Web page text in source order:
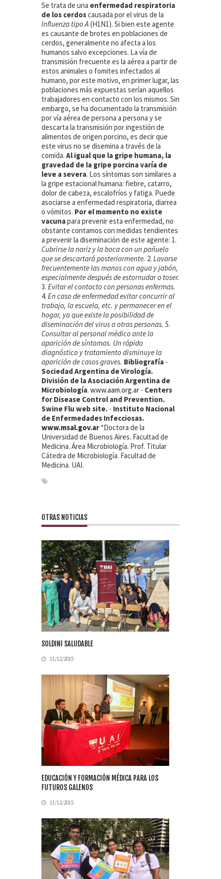
Se trata de una enfermedad respiratoria
de los cerdoscausada por el virus de la
Influenza tipo A (H1N1). Si bien este agente
es causante de brotes en poblaciones de
cerdos, generalmente no afecta a los
humanos salvo excepciones. La vía de
transmisión frecuente es la aérea a partir de
estos animales o fomites infectados al
humano, por este motivo, en primer lugar, las
poblaciones más expuestas serían aquellos
trabajadores en contacto con los mismos. Sin
embargo, se ha documentado la transmisión
por vía aérea de persona a persona y se
descarta la transmisión por ingestión de
alimentos de origen porcino, es decir que
este virus no se disemina a través de la
comida. Al igual que la gripe humana, la
gravedad de la gripe porcina varía de
leve a severa. Los síntomas son similares a
la gripe estacional humana: fiebre, catarro,
dolor de cabeza, escalofríos y fatiga. Puede
asociarse a enfermedad respiratoria, diarrea
o vómitos. Por el momento no existe
vacunapara prevenir esta enfermedad, no
obstante contamos con medidas tendientes
a prevenir la diseminación de este agente: 1.
Cubrirse la nariz y la boca con un pañuelo
que se descartará posteriormente. 2. Lavarse
frecuentemente las manos con agua y jabón,
especialmente después de estornudar o toser.
3. Evitar el contacto con personas enfermas.
4. En caso de enfermedad evitar concurrir al
trabajo, la escuela, etc. y permanecer en el
hogar, ya que existe la posibilidad de
diseminación del virus a otras personas. 5.
Consultar al personal médico ante la
aparición de síntomas. Un rápido
diagnóstico y tratamiento disminuye la
aparición de casos graves. Bibliografía -
Sociedad Argentina de Virología.
División de la Asociación Argentina de
Microbiología. www.aam.org.ar - Centers
for Disease Control and Prevention.
Swine Flu web site. - Instituto Nacional
de Enfermedades Infecciosas.
www.msal.gov.ar *Doctora de la
Universidad de Buenos Aires. Facultad de
Medicina. Área Microbiología. Prof. Titular
Cátedra de Microbiología. Facultad de
Medicina. UAI.
OTRAS NOTICIAS
SOLDINI SALUDABLE
11/12/2015
EDUCACIÓN Y FORMACIÓN MÉDICA PARA LOS
FUTUROS GALENOS
11/12/2015